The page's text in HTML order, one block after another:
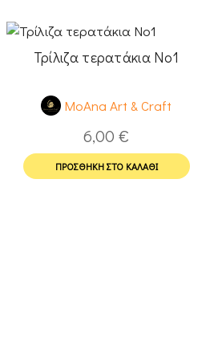
Τρίλιζα τερατάκια No1
MoAna Art & Craft
6,00€
ΠΡΟΣΘΉΚΗ ΣΤΟ ΚΑΛΆΘΙ